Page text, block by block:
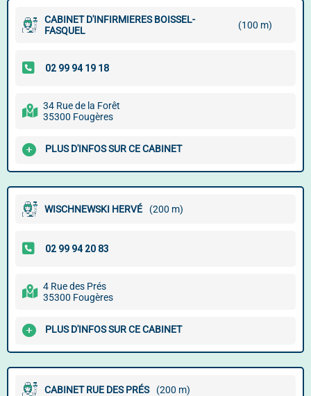
CABINET D'INFIRMIERES BOISSEL-
FASQUEL
(100 m)
34 Rue de la Forêt
35300 Fougères
PLUS D'INFOS SUR CE CABINET
WISCHNEWSKI HERVÉ (200 m)
4 Rue des Prés
35300 Fougères
PLUS D'INFOS SUR CE CABINET
CABINET RUE DES PRÉS (200 m)